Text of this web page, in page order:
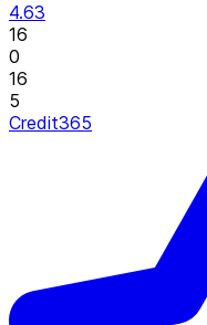
4.63
16
0
16
5
Credit365